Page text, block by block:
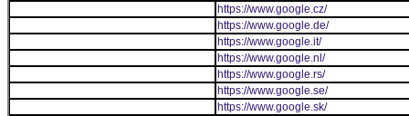
https://www.google.cz/
https://www.google.de/
https://www.google.it/
https://www.google.nl/
https://www.google.rs/
https://www.google.se/
https://www.google.sk/